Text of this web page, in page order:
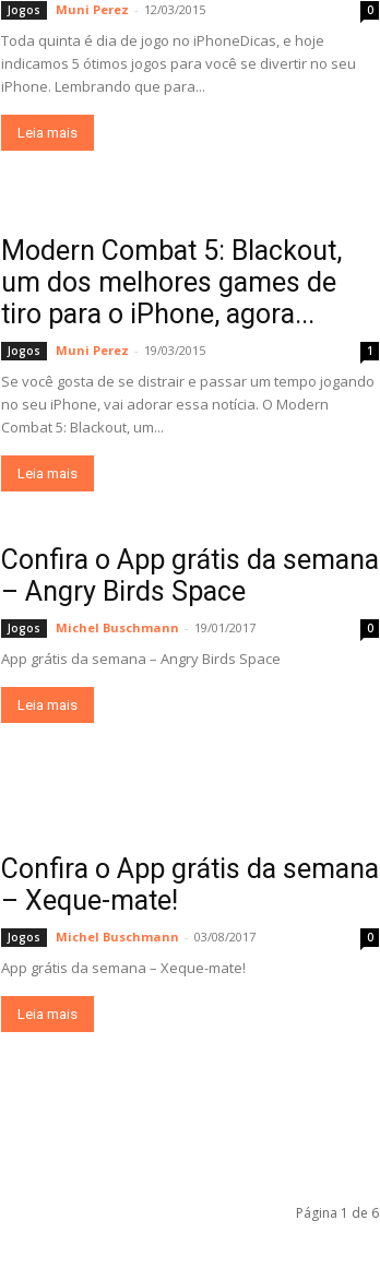
Jogos Muni Perez - 12/03/2015 0
Toda quinta é dia de jogo no iPhoneDicas, e hoje
indicamos 5 ótimos jogos para você se divertir no seu
iPhone. Lembrando que para...
Leia mais
Modern Combat 5: Blackout,
um dos melhores games de
tiro para o iPhone, agora...
Jogos Muni Perez - 19/03/2015 1
Se você gosta de se distrair e passar um tempo jogando
no seu iPhone, vai adorar essa notícia. O Modern
Combat 5: Blackout, um...
Leia mais
Confira o App grátis da semana
– Angry Birds Space
Jogos Michel Buschmann - 19/01/2017 0
App grátis da semana – Angry Birds Space
Leia mais
Confira o App grátis da semana
– Xeque-mate!
Jogos Michel Buschmann - 03/08/2017 0
App grátis da semana – Xeque-mate!
Leia mais
Página 1 de 6